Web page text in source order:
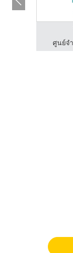
ศูนย์จ